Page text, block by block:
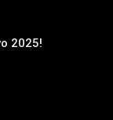
2025!